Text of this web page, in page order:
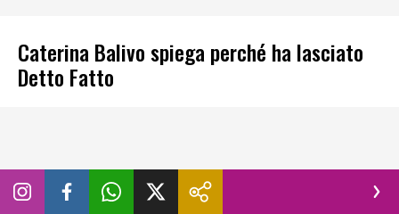
Caterina Balivo spiega perché ha lasciato
Detto Fatto